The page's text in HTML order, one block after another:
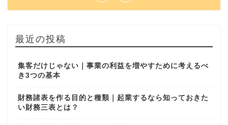
最近の投稿
集客だけじゃない｜事業の利益を増やすために考えるべ
き3つの基本
財務諸表を作る目的と種類｜起業するなら知っておきた
い財務三表とは？